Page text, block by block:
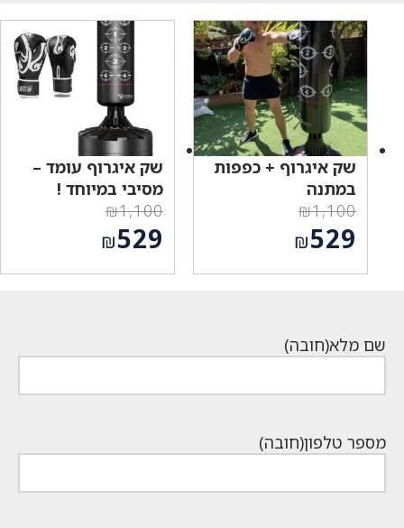
שק איגרוף + כפפות
במתנה
₪1,100
המחיר
המקורי
היה:
₪529
שק איגרוף עומד –
מסיבי במיוחד !
₪1,100
המחיר
המקורי
היה:
₪529
שם מלא(חובה)
מספר טלפון(חובה)